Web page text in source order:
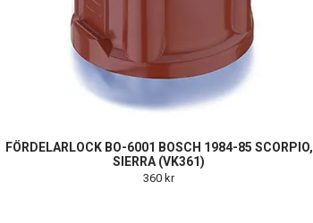
FÖRDELARLOCK BO-6001 BOSCH 1984-85 SCORPIO,
SIERRA (VK361)
360 kr